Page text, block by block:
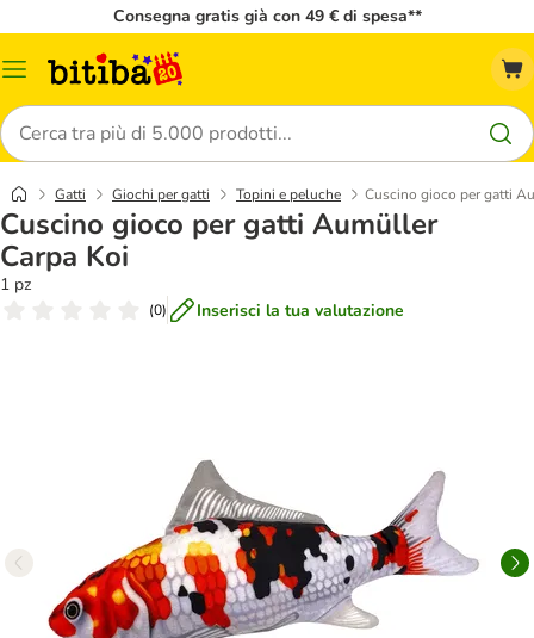
Consegna gratis già con 49 € di spesa**
Overview
Cerca
Gatti Giochi per gatti Topini e peluche Cuscino gioco per gatti
Cuscino gioco per gatti Aumüller
Carpa Koi
1 pz
(0) Inserisci la tua valutazione